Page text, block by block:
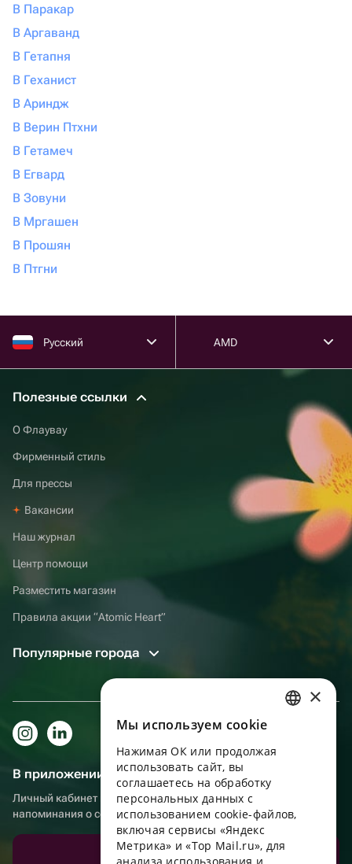
В Паракар
В Аргаванд
В Гетапня
В Геханист
В Ариндж
В Верин Птхни
В Гетамеч
В Егвард
В Зовуни
В Мргашен
В Прошян
В Птгни
Русский AMD
Полезные ссылки
О Флаувау
Фирменный стиль
Для прессы
Вакансии
Наш журнал
Центр помощи
Разместить магазин
Правила акции “Atomic Heart”
Популярные города
В приложении еще удобнее!
Личный кабинет получателя, больше бонусов за покупки и
напоминания о событиях
Скачать приложение
ENGLISH
UKRAINIAN
PORTUGUESE
×
Мы используем сookie
Нажимая ОК или продолжая
использовать сайт, вы
соглашаетесь на обработку
персональных данных с
использованием cookie-файлов,
включая сервисы «Яндекс
Метрика» и «Top Mail.ru», для